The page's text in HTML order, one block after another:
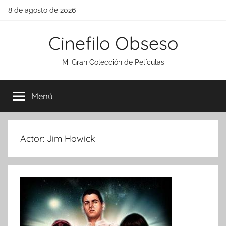
Saltar
8 de agosto de 2026
Cinefilo Obseso
Mi Gran Colección de Películas
Menú
Actor: Jim Howick